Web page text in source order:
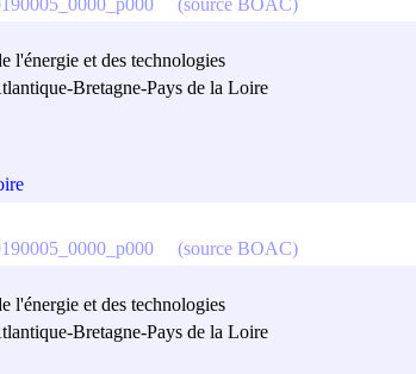
l'énergie et des technologies
Bretagne-Pays de la Loire
l'énergie et des technologies
Bretagne-Pays de la Loire
(source BOAC)